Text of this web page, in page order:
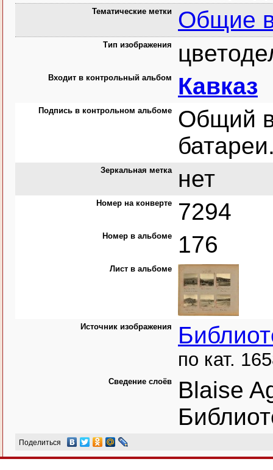
Тематические метки Общие
Тип изображения
Входит в контрольный альбом Кавказ
Подпись в контрольном альбоме
Общий
Зеркальная метка нет
Номер на конверте 7294
Номер в альбоме 176
Лист в альбоме
Источник изображения
по кат.
Сведение слоёв
Blaise
Поделиться